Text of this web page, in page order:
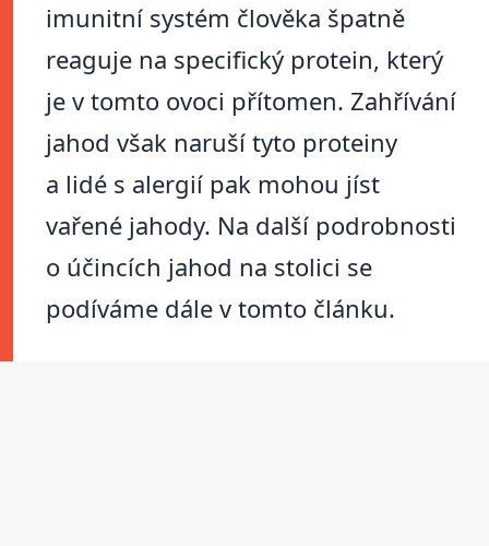
imunitní systém člověka špatně
reaguje na specifický protein, který
je v tomto ovoci přítomen. Zahřívání
jahod však naruší tyto proteiny
a lidé s alergií pak mohou jíst
vařené jahody. Na další podrobnosti
o účincích jahod na stolici se
podíváme dále v tomto článku.